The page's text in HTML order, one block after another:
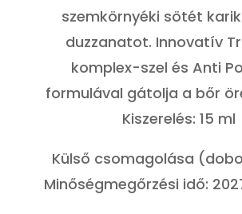
szemkörnyéki sötét
duzzanatot. Innovatív
komplex-szel és Anti
formulával gátolja a bőr
Kiszerelés: 15 ml
Külső csomagolása
Minőségmegőrzési idő: